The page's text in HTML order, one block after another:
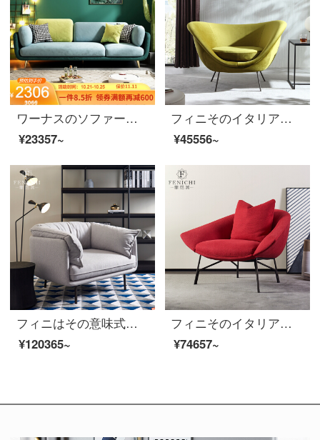
ワーナスのソファーの小型ソファーの後、現代の小型ソファーの綿毛の布芸ソファーセット【緑】の三人です。
¥23357~
フィニそのイタリア式の極簡単なソファー椅子の創意設計者の黄緑色のレジャーチェア現代簡単なリビングルームの寝椅子の意味式の極簡単なソファーチェア1200*810*740 mm
¥45556~
フィニはその意味式が軽くて贅沢なソファー椅子と布芸工業風のデザイナーの創意のシングルレジャーチェアの客間のファッション的な大きさの戸型の布芸【ソファーの椅子】のイタリア式はきわめて簡単です。
¥120365~
フィニそのイタリア式の極簡単なシングルソファー椅子イタリアの赤い布芸軟包客間の金属の足は軽奢で豪華な豆包のレジャー椅子のソファーの意味式はきわめて簡単です。
¥74657~